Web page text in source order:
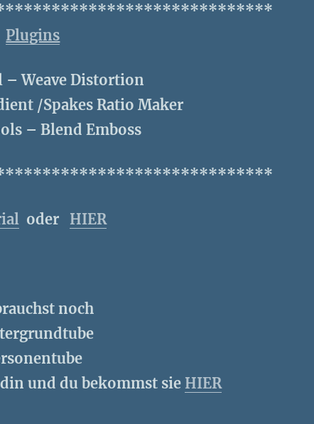
Plugins
– Weave Distortion
/Spakes Ratio Maker
– Blend Emboss
oder HIER
noch
und du bekommst sie HIER